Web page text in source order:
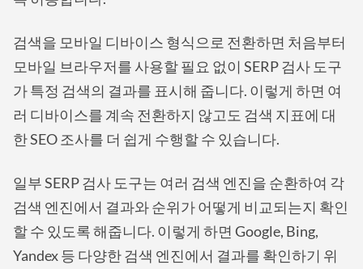
검색을 모바일 디바이스 형식으로 전환하면 처음부터
모바일 브라우저를 사용할 필요 없이 SERP 검사 도구
가 특정 검색의 결과를 표시해 줍니다. 이렇게 하면 여
러 디바이스를 계속 전환하지 않고도 검색 지표에 대
한 SEO 조사를 더 쉽게 수행할 수 있습니다.
일부 SERP 검사 도구는 여러 검색 엔진을 순환하여 각
검색 엔진에서 결과와 순위가 어떻게 비교되는지 확인
할 수 있도록 해줍니다. 이렇게 하면 Google, Bing,
Yandex 등 다양한 검색 엔진에서 결과를 확인하기 위